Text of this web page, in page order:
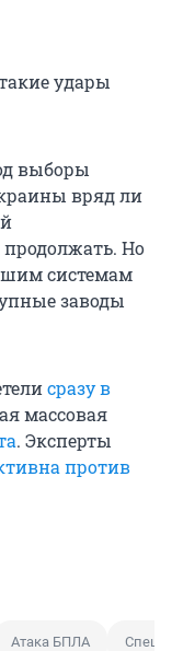
удары
выборы
вряд ли
Но
системам
заводы
сразу в
массовая
. Эксперты
против
Атака БПЛА